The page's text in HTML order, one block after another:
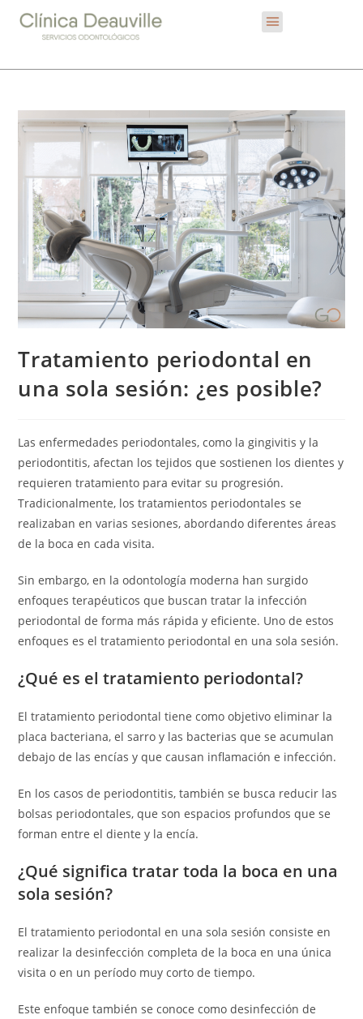
Tratamiento periodontal en
una sola sesión: ¿es posible?
Las enfermedades periodontales, como la gingivitis y la
periodontitis, afectan los tejidos que sostienen los dientes y
requieren tratamiento para evitar su progresión.
Tradicionalmente, los tratamientos periodontales se
realizaban en varias sesiones, abordando diferentes áreas
de la boca en cada visita.
Sin embargo, en la odontología moderna han surgido
enfoques terapéuticos que buscan tratar la infección
periodontal de forma más rápida y eficiente. Uno de estos
enfoques es el tratamiento periodontal en una sola sesión.
¿Qué es el tratamiento periodontal?
El tratamiento periodontal tiene como objetivo eliminar la
placa bacteriana, el sarro y las bacterias que se acumulan
debajo de las encías y que causan inflamación e infección.
En los casos de periodontitis, también se busca reducir las
bolsas periodontales, que son espacios profundos que se
forman entre el diente y la encía.
¿Qué significa tratar toda la boca en una
sola sesión?
El tratamiento periodontal en una sola sesión consiste en
realizar la desinfección completa de la boca en una única
visita o en un período muy corto de tiempo.
Este enfoque también se conoce como desinfección de